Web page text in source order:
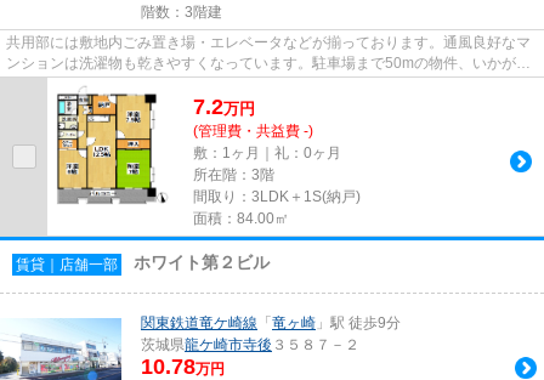
階数：3階建
共用部には敷地内ごみ置き場・エレベータなどが揃っております。通風良好なマ
ンションは洗濯物も乾きやすくなっています。駐車場まで50mの物件、いかがで
しょうか。上階からの音がない...
7.2万円
(管理費・共益費 -)
敷：1ヶ月｜礼：0ヶ月
所在階：3階
間取り：3LDK＋1S(納戸)
面積：84.00㎡
賃貸｜店舗一部 ホワイト第２ビル
関東鉄道竜ケ崎線 「 竜ヶ崎 」駅 徒歩9分
茨城県龍ケ崎市寺後 ３５８７－２
10.78万円